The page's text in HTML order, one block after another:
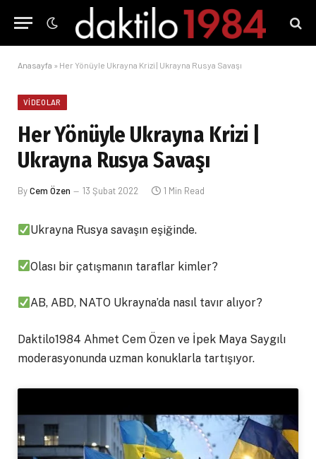
Anasayfa » Her Yönüyle Ukrayna Krizi | Ukrayna Rusya Savaşı
VIDEOLAR
Her Yönüyle Ukrayna Krizi |
Ukrayna Rusya Savaşı
ByCem Özen 13 Şubat 2022 1 Min Read
Ukrayna Rusya savaşın eşiğinde.
Olası bir çatışmanın taraflar kimler?
AB, ABD, NATO Ukrayna’da nasıl tavır alıyor?
Daktilo1984 Ahmet Cem Özen ve İpek Maya Saygılı
moderasyonunda uzman konuklarla tartışıyor.